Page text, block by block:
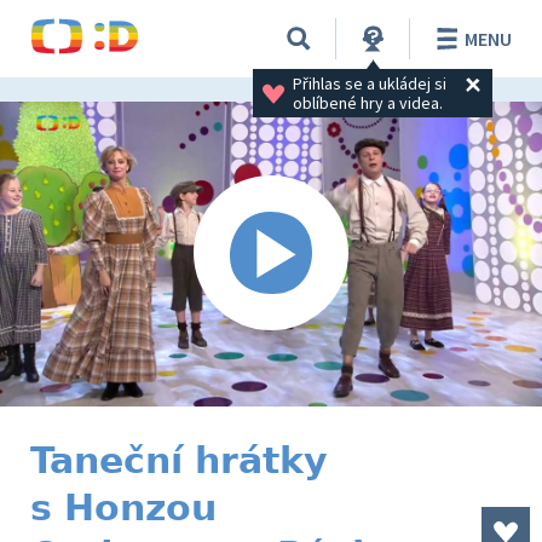
Přihlas se a ukládej si
oblíbené hry a videa.
MENU
Taneční hrátky
s Honzou